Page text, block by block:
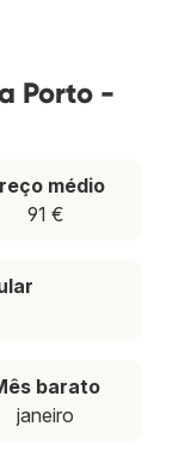
Porto -
médio
91 €
barato
janeiro